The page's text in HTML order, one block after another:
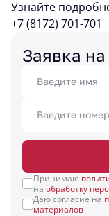
Узнайте
+7 (8172) 701-701
Заявка
Принимаю
на обработку
Даю согласие на
материалов